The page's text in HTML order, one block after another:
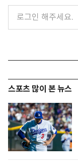
스포츠 많이 본 뉴스